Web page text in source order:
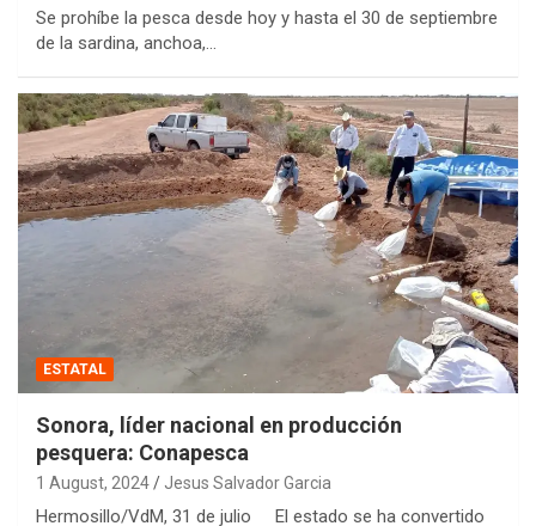
Se prohíbe la pesca desde hoy y hasta el 30 de septiembre
de la sardina, anchoa,…
ESTATAL
Sonora, líder nacional en producción
pesquera: Conapesca
1 August, 2024 Jesus Salvador Garcia
Hermosillo/VdM, 31 de julio El estado se ha convertido